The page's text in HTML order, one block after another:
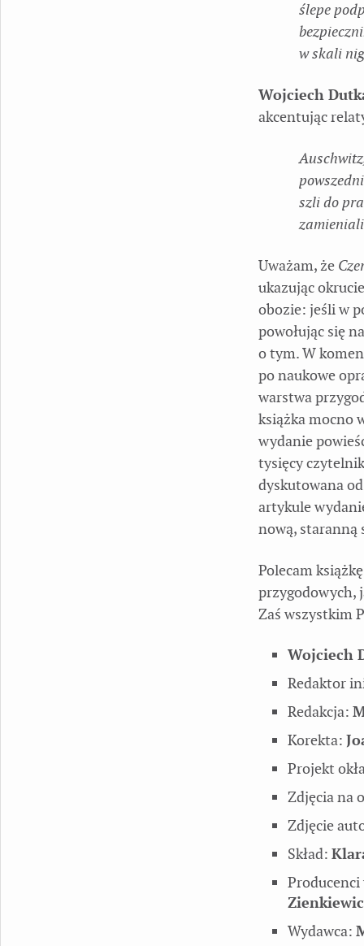
ślepe
w skali
Wojciech
akcentując
szli do
Uważam, że
ukazując
obozie: jeśli w
powołując się
o tym. W
po naukowe
warstwa
książka mocno
wydanie
tysięcy
dyskutowana
artykule
nową, staranną
Polecam
przygodowych,
Zaś wszystkim
Wojciech
Redaktor
Redakcja:
Korekta:
Projekt
Zdjęcia na
Zdjęcie
Skład:
Wydawca: